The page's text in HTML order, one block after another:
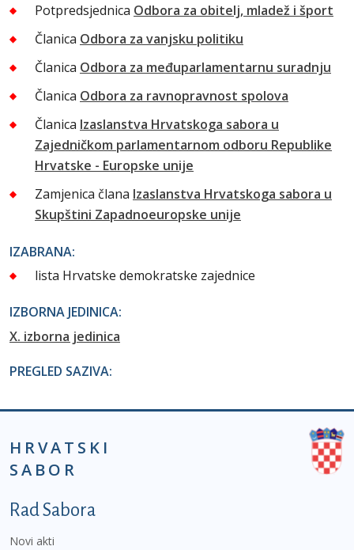
Potpredsjednica Odbora za obitelj, mladež i šport
Članica Odbora za vanjsku politiku
Članica Odbora za međuparlamentarnu suradnju
Članica Odbora za ravnopravnost spolova
Članica Izaslanstva Hrvatskoga sabora u
Zajedničkom parlamentarnom odboru Republike
Hrvatske - Europske unije
Zamjenica člana Izaslanstva Hrvatskoga sabora u
Skupštini Zapadnoeuropske unije
IZABRANA:
lista Hrvatske demokratske zajednice
IZBORNA JEDINICA:
X. izborna jedinica
PREGLED SAZIVA:
HRVATSKI
SABOR
Podnožje prvi izbornik
Rad Sabora
Novi akti